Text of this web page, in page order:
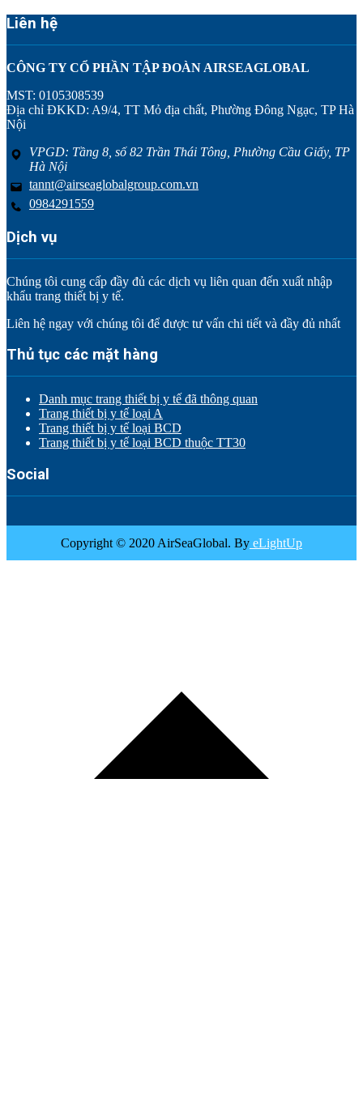
Liên hệ
CÔNG TY CỔ PHẦN TẬP ĐOÀN AIRSEAGLOBAL
MST: 0105308539
Địa chỉ ĐKKD: A9/4, TT Mỏ địa chất, Phường Đông Ngạc, TP Hà
Nội
VPGD: Tầng 8, số 82 Trần Thái Tông, Phường Cầu Giấy, TP
Hà Nội
tannt@airseaglobalgroup.com.vn
0984291559
Dịch vụ
Chúng tôi cung cấp đầy đủ các dịch vụ liên quan đến xuất nhập
khẩu trang thiết bị y tế.
Liên hệ ngay với chúng tôi để được tư vấn chi tiết và đầy đủ nhất
Thủ tục các mặt hàng
Danh mục trang thiết bị y tế đã thông quan
Trang thiết bị y tế loại A
Trang thiết bị y tế loại BCD
Trang thiết bị y tế loại BCD thuộc TT30
Social
Copyright © 2020 AirSeaGlobal. By eLightUp